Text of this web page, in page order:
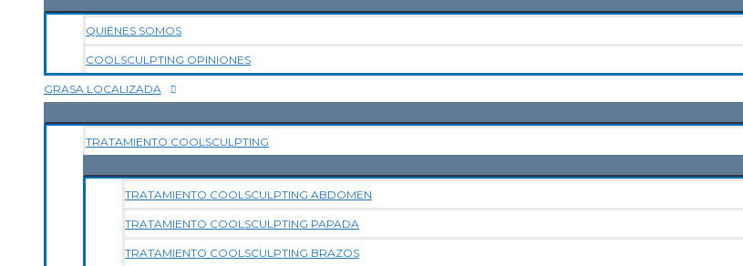
QUIÉNES SOMOS
COOLSCULPTING OPINIONES
GRASA LOCALIZADA
TRATAMIENTO COOLSCULPTING
TRATAMIENTO COOLSCULPTING ABDOMEN
TRATAMIENTO COOLSCULPTING PAPADA
TRATAMIENTO COOLSCULPTING BRAZOS